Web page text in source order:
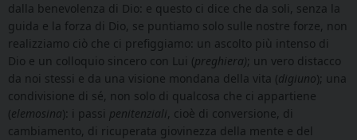
dalla benevolenza di Dio: e questo ci dice che da soli, senza la
guida e la forza di Dio, se puntiamo solo sulle nostre forze, non
realizziamo ciò che ci prefiggiamo: un ascolto più intenso di
Dio e un colloquio sincero con Lui (preghiera); un vero distacco
da noi stessi e da una visione mondana della vita (digiuno); una
condivisione di sé, non solo di qualcosa che ci appartiene
(elemosina): i passi penitenziali, cioè di conversione, di
cambiamento, di ricuperata giovinezza della mente e del